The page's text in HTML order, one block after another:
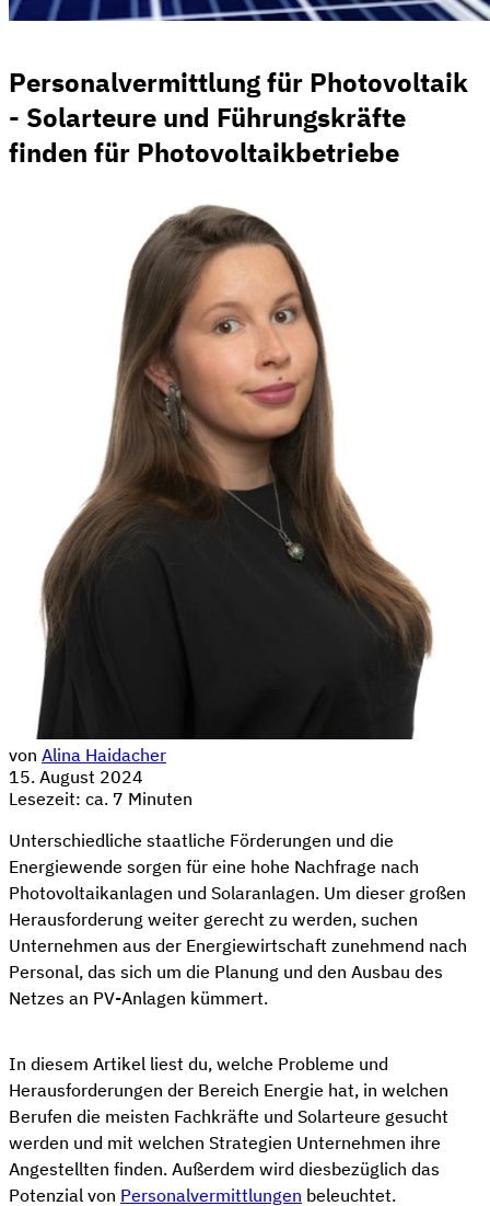
Personalvermittlung für Photovoltaik
- Solarteure und Führungskräfte
finden für Photovoltaikbetriebe
von Alina Haidacher
15. August 2024
Lesezeit: ca. 7 Minuten
Unterschiedliche staatliche Förderungen und die
Energiewende sorgen für eine hohe Nachfrage nach
Photovoltaikanlagen und Solaranlagen. Um dieser großen
Herausforderung weiter gerecht zu werden, suchen
Unternehmen aus der Energiewirtschaft zunehmend nach
Personal, das sich um die Planung und den Ausbau des
Netzes an PV-Anlagen kümmert.
In diesem Artikel liest du, welche Probleme und
Herausforderungen der Bereich Energie hat, in welchen
Berufen die meisten Fachkräfte und Solarteure gesucht
werden und mit welchen Strategien Unternehmen ihre
Angestellten finden. Außerdem wird diesbezüglich das
Potenzial von Personalvermittlungen beleuchtet.